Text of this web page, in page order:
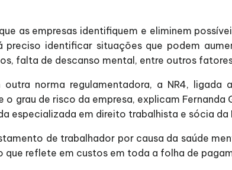
as empresas identifiquem e eliminem
preciso identificar situações que podem
falta de descanso mental, entre outros
norma regulamentadora, a NR4,
grau de risco da empresa, explicam
especializada em direito trabalhista e sócia da
de trabalhador por causa da saúde
reflete em custos em toda a folha de